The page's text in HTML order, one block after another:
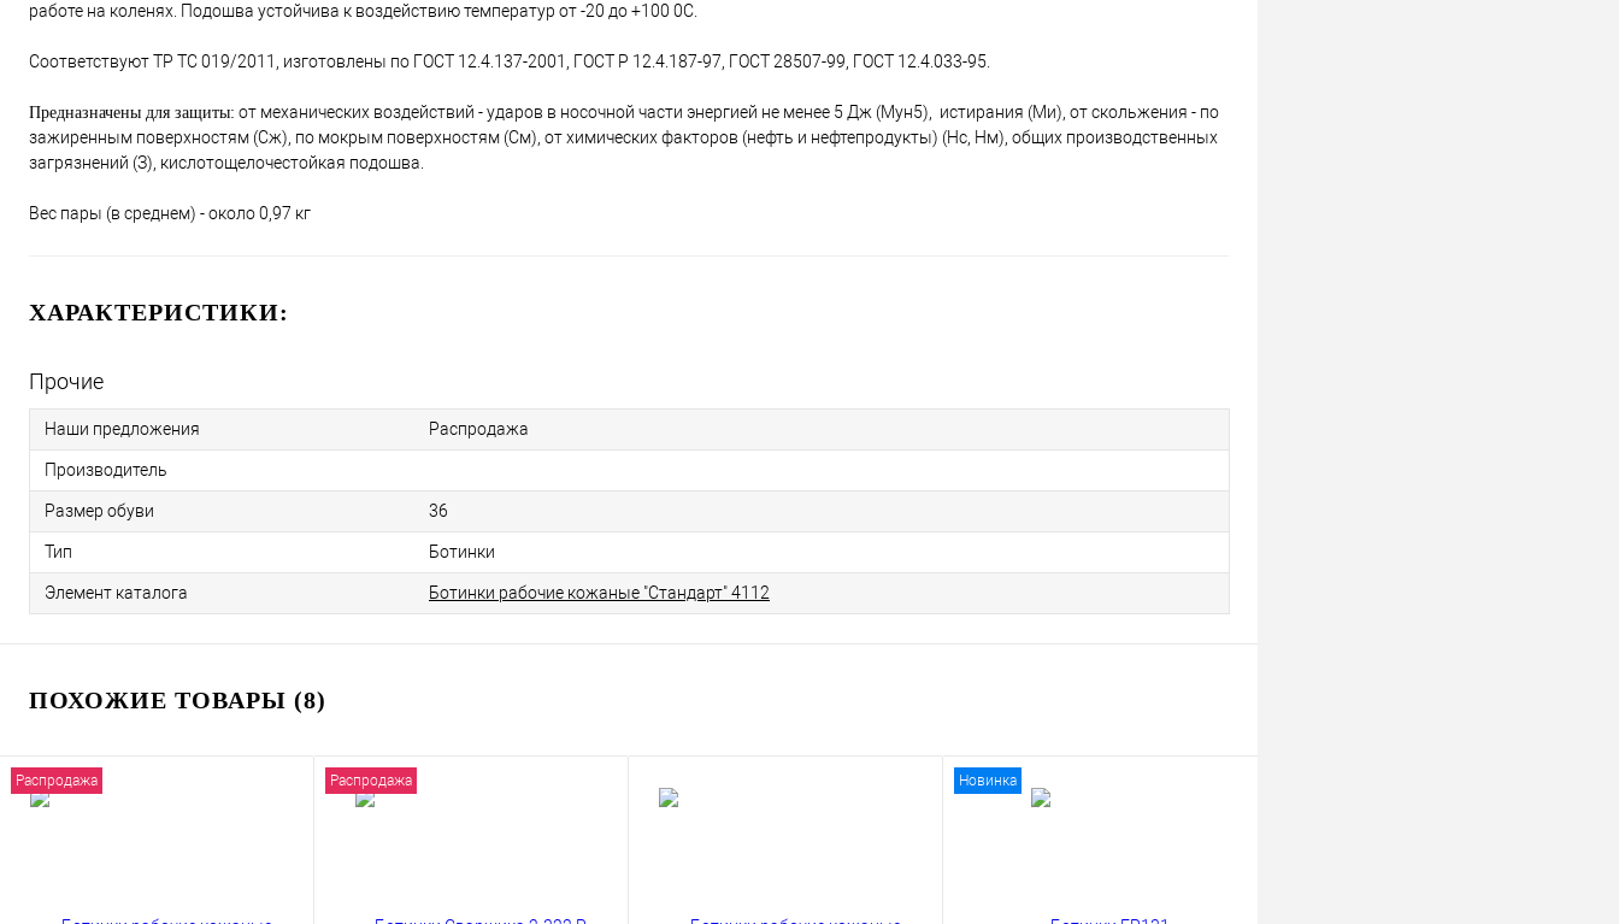
работе на коленях. Подошва устойчива к воздействию температур от -20 до +100 0C.
Соответствуют ТР ТС 019/2011, изготовлены по ГОСТ 12.4.137-2001, ГОСТ Р 12.4.187-97, ГОСТ 28507-99, ГОСТ 12.4.033-95.
Предназначены для защиты: от механических воздействий - ударов в носочной части энергией не менее 5 Дж (Мун5), истирания (Ми), от скольжения - по
зажиренным поверхностям (Сж), по мокрым поверхностям (См), от химических факторов (нефть и нефтепродукты) (Нс, Нм), общих производственных
загрязнений (З), кислотощелочестойкая подошва.
Вес пары (в среднем) - около 0,97 кг
ХАРАКТЕРИСТИКИ:
Прочие
Наши предложения Распродажа
Производитель
Размер обуви 36
Тип Ботинки
Элемент каталога Ботинки рабочие кожаные "Стандарт" 4112
ПОХОЖИЕ ТОВАРЫ (8)
Распродажа Распродажа Новинка